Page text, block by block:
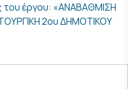
έργου: «ΑΝΑΒΑΘΜΙΣΗ
2ου ΔΗΜΟΤΙΚΟΥ